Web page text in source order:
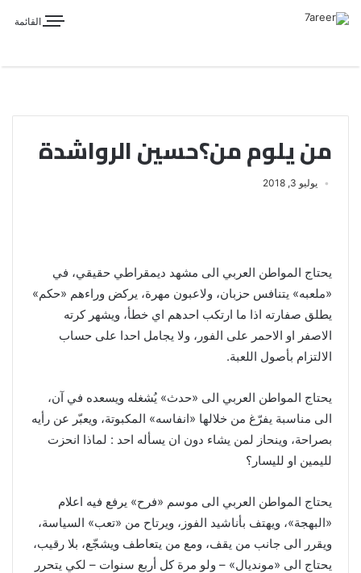
القائمة
من يلوم من؟حسين الرواشدة
يوليو 3, 2018
يحتاج المواطن العربي الى مشهد ديمقراطي حقيقي، في
«ملعبه» يتنافس حزبان، ولاعبون مهرة، يركض وراءهم «حكم»
يطلق صفارته اذا ما ارتكب احدهم اي خطأ، ويشهر كرته
الاصفر او الاحمر على الفور، ولا يجامل احدا على حساب
الالتزام بأصول اللعبة.
يحتاج المواطن العربي الى «حدث» يُشغله ويسعده في آن،
الى مناسبة يفرّغ من خلالها «انفاسه» المكبوتة، ويعبّر عن رأيه
بصراحة، وينحاز لمن يشاء دون ان يسأله احد : لماذا انحزت
لليمين او لليسار؟
يحتاج المواطن العربي الى موسم «فرح» يرفع فيه اعلام
«البهجة»، ويهتف بأناشيد الفوز، ويرتاح من «تعب» السياسة،
ويقرر الى جانب من يقف، ومع من يتعاطف ويشجّع، بلا رقيب،
يحتاج الى «مونديال» – ولو مرة كل أربع سنوات – لكي يتحرر